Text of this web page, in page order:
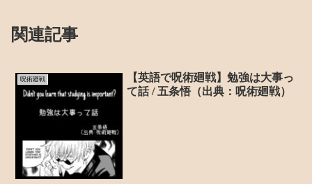
関連記事
呪術廻戦
【英語で呪術廻戦】勉強は大事っ
て話 / 五条悟（出典：呪術廻戦）